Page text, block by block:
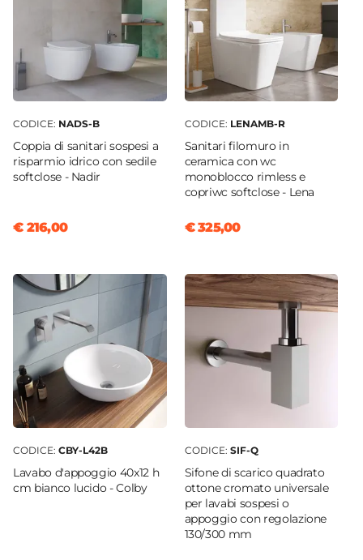
CODICE: NADS-B
Coppia di sanitari sospesi a
risparmio idrico con sedile
softclose - Nadir
€ 216,00
CODICE: LENAMB-R
Sanitari filomuro in
ceramica con wc
monoblocco rimless e
copriwc softclose - Lena
€ 325,00
CODICE: CBY-L42B
Lavabo d'appoggio 40x12 h
cm bianco lucido - Colby
CODICE: SIF-Q
Sifone di scarico quadrato
ottone cromato universale
per lavabi sospesi o
appoggio con regolazione
130/300 mm